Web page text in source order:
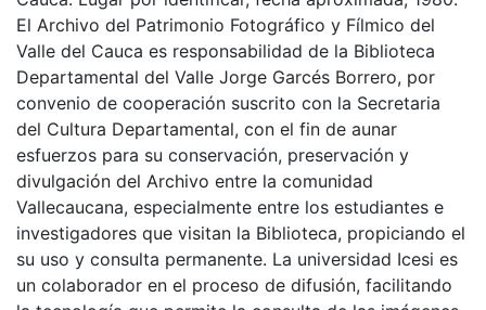
El Archivo del Patrimonio Fotográfico y Fílmico del
Valle del Cauca es responsabilidad de la Biblioteca
Departamental del Valle Jorge Garcés Borrero, por
convenio de cooperación suscrito con la Secretaria
del Cultura Departamental, con el fin de aunar
esfuerzos para su conservación, preservación y
divulgación del Archivo entre la comunidad
Vallecaucana, especialmente entre los estudiantes e
investigadores que visitan la Biblioteca, propiciando el
su uso y consulta permanente. La universidad Icesi es
un colaborador en el proceso de difusión, facilitando